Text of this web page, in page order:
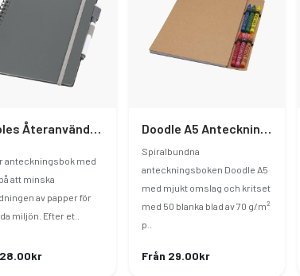
Pebbles Återanvändbar Anteckningsbok I A5-Storlek
anteckningsbok med
att minska
av papper för
miljön. Efter et..
Doodle A5 Anteckningsbok Med Mjukt Spiralomslag Och Kritset
Spiralbundna
anteckningsboken Doodle A5
med mjukt omslag och kritset
med 50 blanka blad av 70 g/m²
p..
Från 29.00kr